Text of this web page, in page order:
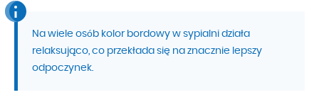
Na wiele osób kolor bordowy w sypialni działa
relaksująco, co przekłada się na znacznie lepszy
odpoczynek.